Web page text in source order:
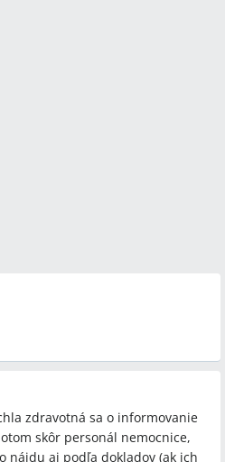
zdravotná sa o informovanie
skôr personál nemocnice,
nájdu aj podľa dokladov (ak ich